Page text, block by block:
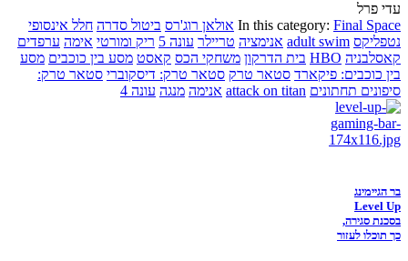
עדי פרל
In this category: Final Space אולאן רוג'רס ביטול סדרה חלל אינסופי
נטפליקס adult swim אנימציה טריילר עונה 5 ריק ומורטי אימה ערפדים
קאסלבניה HBO בית הדרקון משחקי הכס קאסט מסע בין כוכבים מסע
בין כוכבים: פיקארד סטאר טרק סטאר טרק: דיסקוברי סטאר טרק:
סיפונים תחתונים attack on titan אנימה מנגה עונה 4
בר הגיימינג
Level Up
בסכנת סגירה,
כך תוכלו לעזור